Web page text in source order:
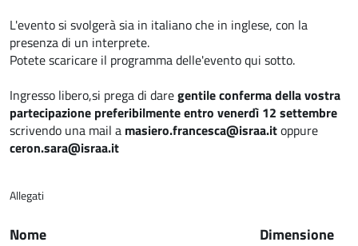
L'evento si svolgerà sia in italiano che in inglese, con la
presenza di un interprete.
Potete scaricare il programma delle'evento qui sotto.
Ingresso libero,si prega di daregentile conferma della vostra
partecipazione preferibilmente entro venerdì 12 settembre
scrivendo una mail a masiero.francesca@israa.itoppure
ceron.sara@israa.it
Allegati
Nome Dimensione